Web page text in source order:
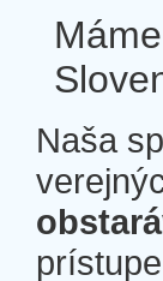
Máme
Naša